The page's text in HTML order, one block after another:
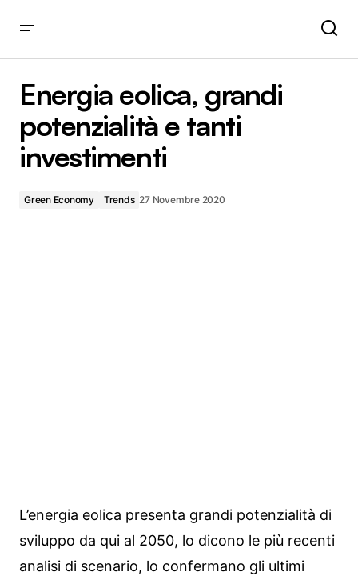
Energia eolica, grandi
potenzialità e tanti
investimenti
Green Economy Trends 27 Novembre 2020
L’energia eolica presenta grandi potenzialità di
sviluppo da qui al 2050, lo dicono le più recenti
analisi di scenario, lo confermano gli ultimi